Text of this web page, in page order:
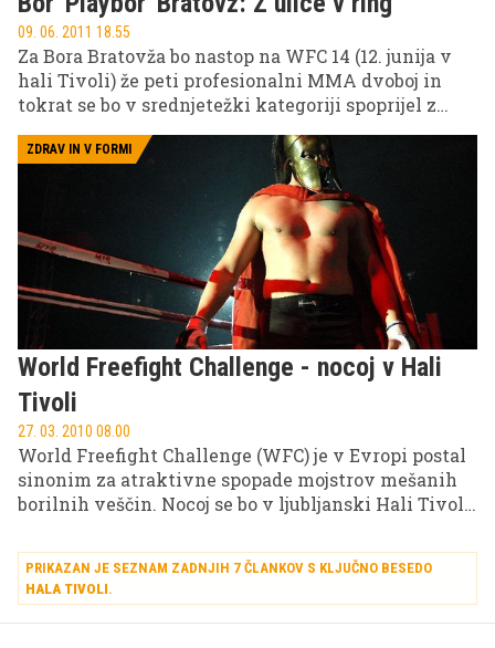
09. 06. 2011 18.55
Za Bora Bratovža bo nastop na WFC 14 (12. junija v
hali Tivoli) že peti profesionalni MMA dvoboj in
tokrat se bo v srednjetežki kategoriji spoprijel z
ponoven nastop na domačih tleh.
ZDRAV IN V FORMI
World Freefight Challenge - nocoj v Hali
Tivoli
27. 03. 2010 08.00
World Freefight Challenge (WFC) je v Evropi postal
sinonim za atraktivne spopade mojstrov mešanih
borilnih veščin. Nocoj se bo v ljubljanski Hali Tivoli
PRIKAZAN JE SEZNAM ZADNJIH 7 ČLANKOV S KLJUČNO BESEDO
HALA TIVOLI.